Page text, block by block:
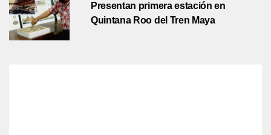
Presentan primera estación en
Quintana Roo del Tren Maya